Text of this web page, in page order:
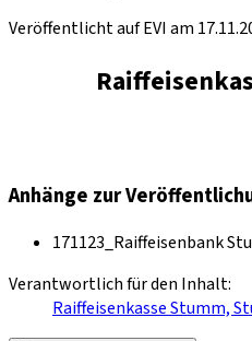
Veröffentlicht auf EVI am
Anhänge zur
171123_Raiffeisenbank
Verantwortlich für den Inhalt:
Raiffeisenkasse Stumm,